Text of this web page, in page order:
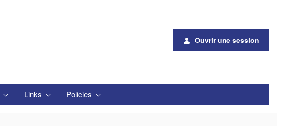
Ouvrir une session
Links Policies